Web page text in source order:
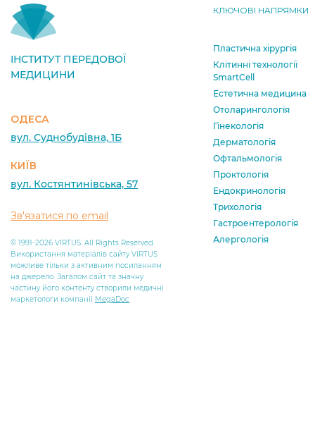
ІНСТИТУТ ПЕРЕДОВОЇ
МЕДИЦИНИ
ОДЕСА
вул. Суднобудівна, 1Б
КИЇВ
вул. Костянтинівська, 57
Зв'язатися по email
© 1991-2026 VIRTUS. All Rights Reserved.
Використання матеріалів сайту VIRTUS
можливе тільки з активним посиланням
на джерело. Загалом сайт та значну
частину його контенту створили медичні
маркетологи компанії MegaDoc
КЛЮЧОВІ НАПРЯМКИ
Пластична хірургія
Клітинні технології
SmartCell
Естетична медицина
Отоларингологія
Гінекологія
Дерматологія
Офтальмологія
Проктологія
Ендокринологія
Трихологія
Гастроентерологія
Алергологія